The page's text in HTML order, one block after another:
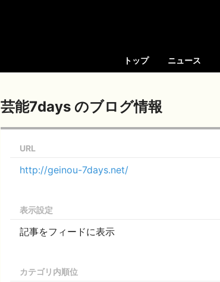
トップ ニュース
芸能7days のブログ情報
URL
http://geinou-7days.net/
表示設定
記事をフィードに表示
カテゴリ内順位